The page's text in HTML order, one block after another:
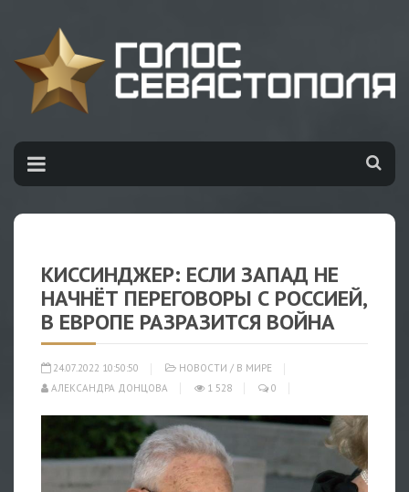
КИССИНДЖЕР: ЕСЛИ ЗАПАД НЕ
НАЧНЁТ ПЕРЕГОВОРЫ С РОССИЕЙ,
В ЕВРОПЕ РАЗРАЗИТСЯ ВОЙНА
24.07.2022 10:50:50 НОВОСТИ / В МИРЕ
АЛЕКСАНДРА ДОНЦОВА
1 528 0